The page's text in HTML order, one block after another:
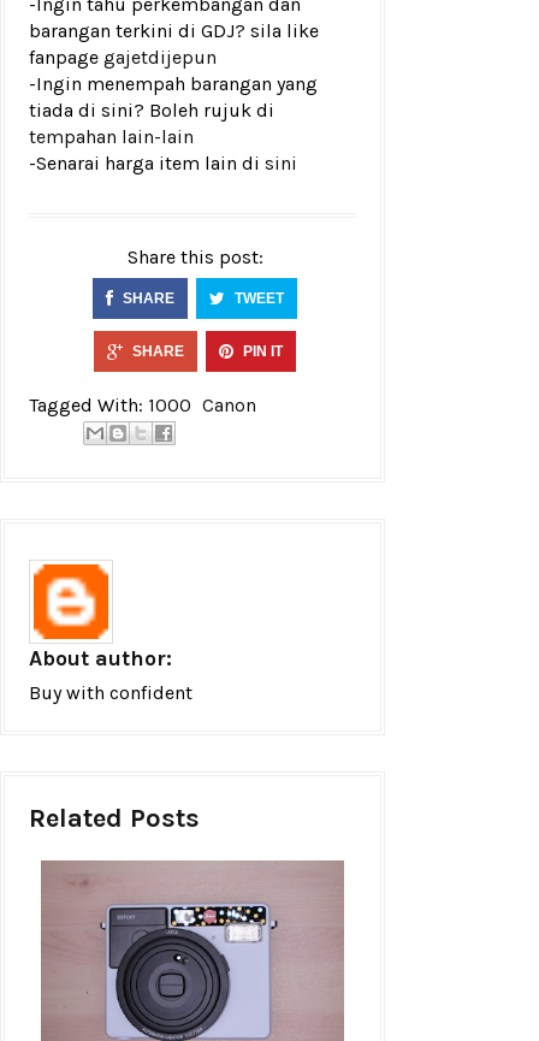
-Ingin tahu perkembangan dan
barangan terkini di GDJ? sila like
fanpage gajetdijepun
-Ingin menempah barangan yang
tiada di sini? Boleh rujuk di
tempahan lain-lain
-Senarai harga item lain di sini
Share this post:
SHARE TWEET
SHARE PIN IT
Tagged With: 1000 Canon
About author:
Buy with confident
Related Posts